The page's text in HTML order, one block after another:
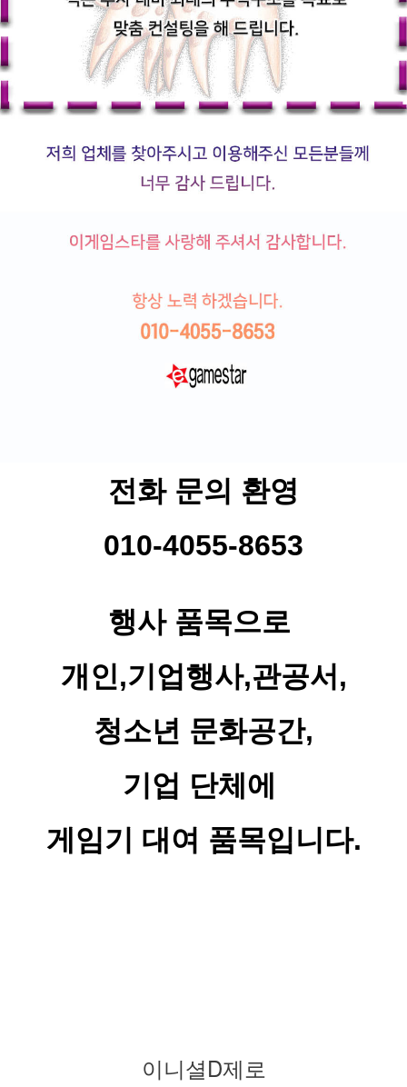
전화 문의 환영
010-4055-8653
행사 품목으로
개인,기업행사,관공서,
청소년 문화공간,
기업 단체에
게임기 대여 품목입니다.
이니셜D제로